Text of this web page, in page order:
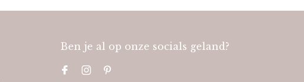
Ben je al op onze socials geland?